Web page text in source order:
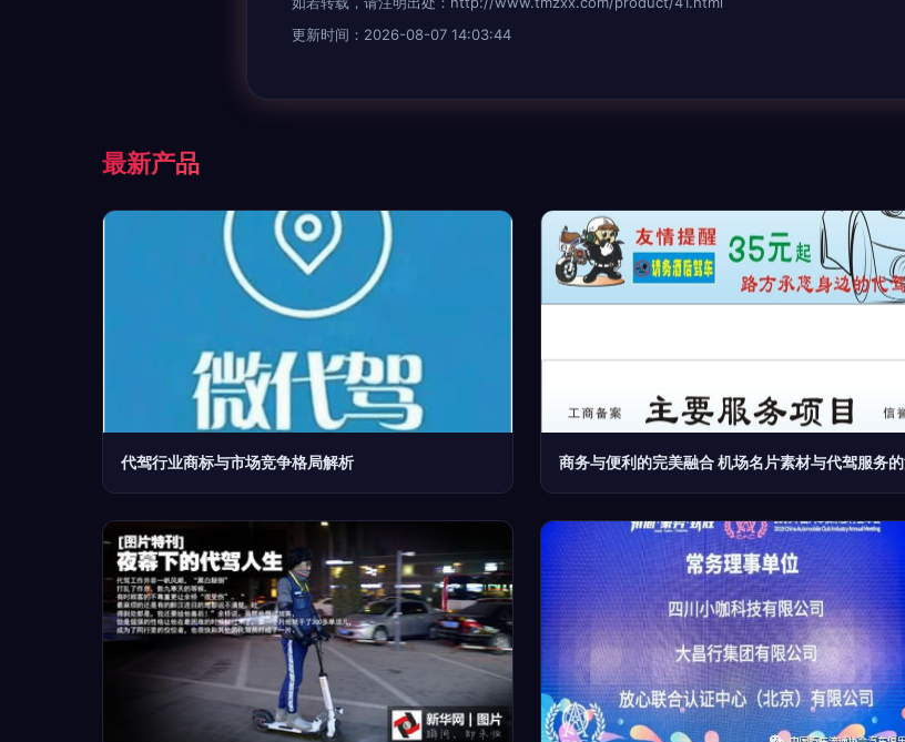
更新时间：2026-08-07 14:03:44
最新产品
代驾行业商标与市场竞争格局解析